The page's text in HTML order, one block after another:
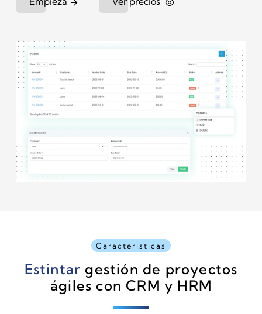
Caracteristicas
Estintargestión de proyectos
ágiles con CRM y HRM